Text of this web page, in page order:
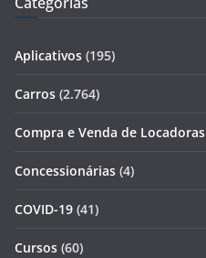
Aplicativos (195)
Carros (2.764)
Compra e Venda de Locadoras
Concessionárias (4)
COVID-19 (41)
Cursos (60)